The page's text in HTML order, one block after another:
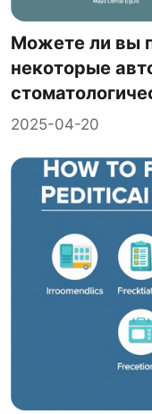
Можете ли вы
некоторые
2025-04-20